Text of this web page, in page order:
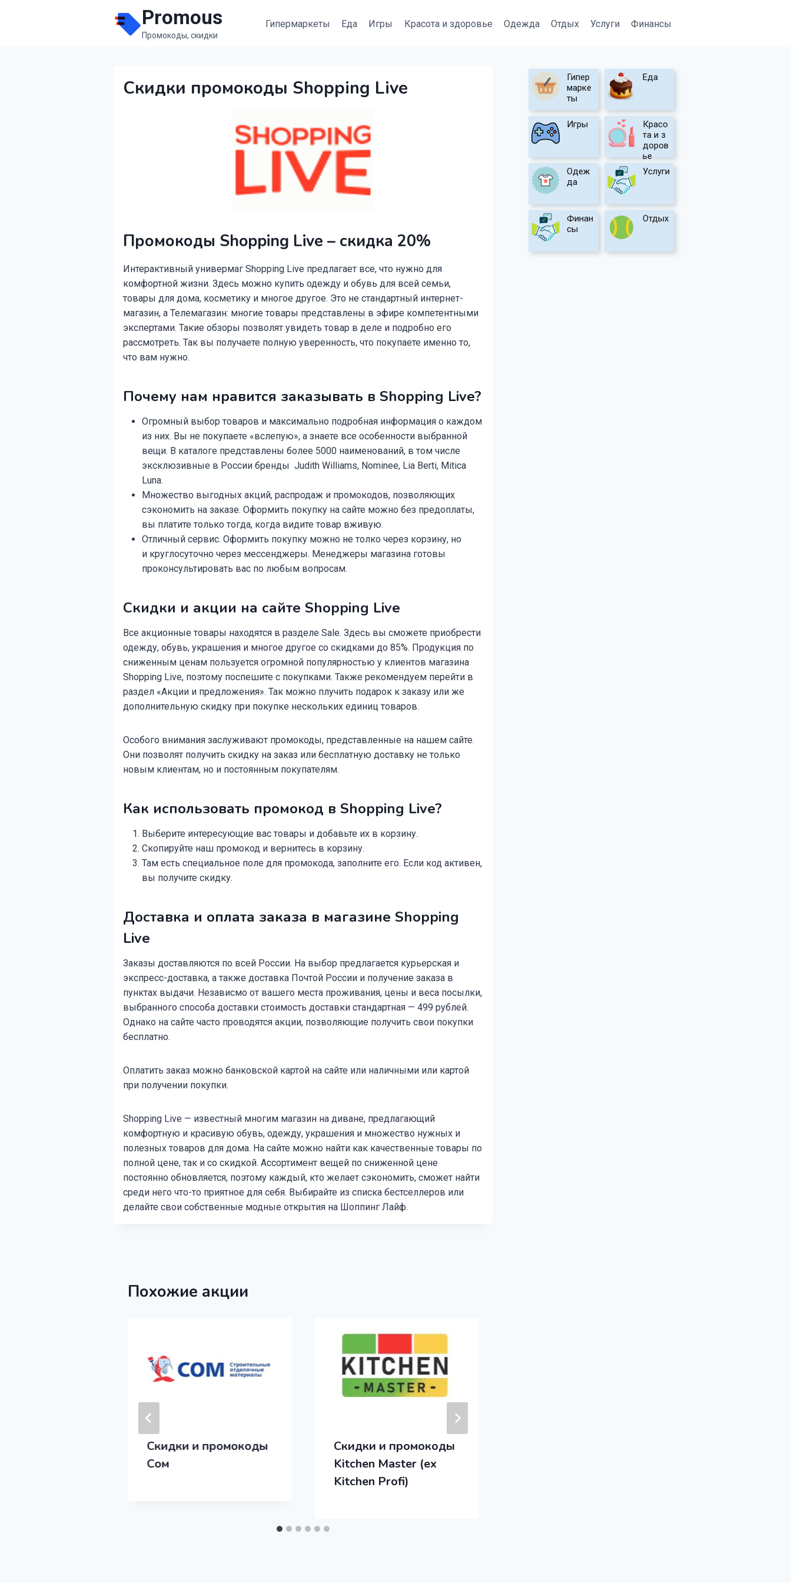
Promous
Промокоды, скидки
Гипермаркеты Еда Игры Красота и здоровье Одежда Отдых Услуги Финансы
Скидки промокоды Shopping Live
Промокоды Shopping Live – скидка 20%
Интерактивный универмаг Shopping Live предлагает все, что нужно для
комфортной жизни. Здесь можно купить одежду и обувь для всей семьи,
товары для дома, косметику и многое другое. Это не стандартный интернет-
магазин, а Телемагазин: многие товары представлены в эфире компетентными
экспертами. Такие обзоры позволят увидеть товар в деле и подробно его
рассмотреть. Так вы получаете полную уверенность, что покупаете именно то,
что вам нужно.
Почему нам нравится заказывать в Shopping Live?
Огромный выбор товаров и максимально подробная информация о каждом
из них. Вы не покупаете «вслепую», а знаете все особенности выбранной
вещи. В каталоге представлены более 5000 наименований, в том числе
эксклюзивные в России бренды Judith Williams, Nominee, Lia Berti, Mitica
Luna.
Множество выгодных акций, распродаж и промокодов, позволяющих
сэкономить на заказе. Оформить покупку на сайте можно без предоплаты,
вы платите только тогда, когда видите товар вживую.
Отличный сервис. Оформить покупку можно не толко через корзину, но
и круглосуточно через мессенджеры. Менеджеры магазина готовы
проконсультировать вас по любым вопросам.
Скидки и акции на сайте Shopping Live
Все акционные товары находятся в разделе Sale. Здесь вы сможете приобрести
одежду, обувь, украшения и многое другое со скидками до 85%. Продукция по
сниженным ценам пользуется огромной популярностью у клиентов магазина
Shopping Live, поэтому поспешите с покупками. Также рекомендуем перейти в
раздел «Акции и предложения». Так можно плучить подарок к заказу или же
дополнительную скидку при покупке нескольких единиц товаров.
Особого внимания заслуживают промокоды, представленные на нашем сайте.
Они позволят получить скидку на заказ или бесплатную доставку не только
новым клиентам, но и постоянным покупателям.
Как использовать промокод в Shopping Live?
Выберите интересующие вас товары и добавьте их в корзину.
Скопируйте наш промокод и вернитесь в корзину.
Там есть специальное поле для промокода, заполните его. Если код активен,
вы получите скидку.
Доставка и оплата заказа в магазине Shopping
Live
Заказы доставляются по всей России. На выбор предлагается курьерская и
экспресс-доставка, а также доставка Почтой России и получение заказа в
пунктах выдачи. Независмо от вашего места проживания, цены и веса посылки,
выбранного способа доставки стоимость доставки стандартная — 499 рублей.
Однако на сайте часто проводятся акции, позволяющие получить свои покупки
бесплатно.
Оплатить заказ можно банковской картой на сайте или наличными или картой
при получении покупки.
Shopping Live — известный многим магазин на диване, предлагающий
комфортную и красивую обувь, одежду, украшения и множество нужных и
полезных товаров для дома. На сайте можно найти как качественные товары по
полной цене, так и со скидкой. Ассортимент вещей по сниженной цене
постоянно обновляется, поэтому каждый, кто желает сэкономить, сможет найти
среди него что-то приятное для себя. Выбирайте из списка бестселлеров или
делайте свои собственные модные открытия на Шоппинг Лайф.
Похожие акции
Скидки и промокоды
Сом
Скидки и промокоды
Kitchen Master (ex
Kitchen Profi)
Гипер
марке
ты
Еда
Игры
Красо
та и з
доров
ье
Одеж
да
Услуги
Финан
сы
Отдых